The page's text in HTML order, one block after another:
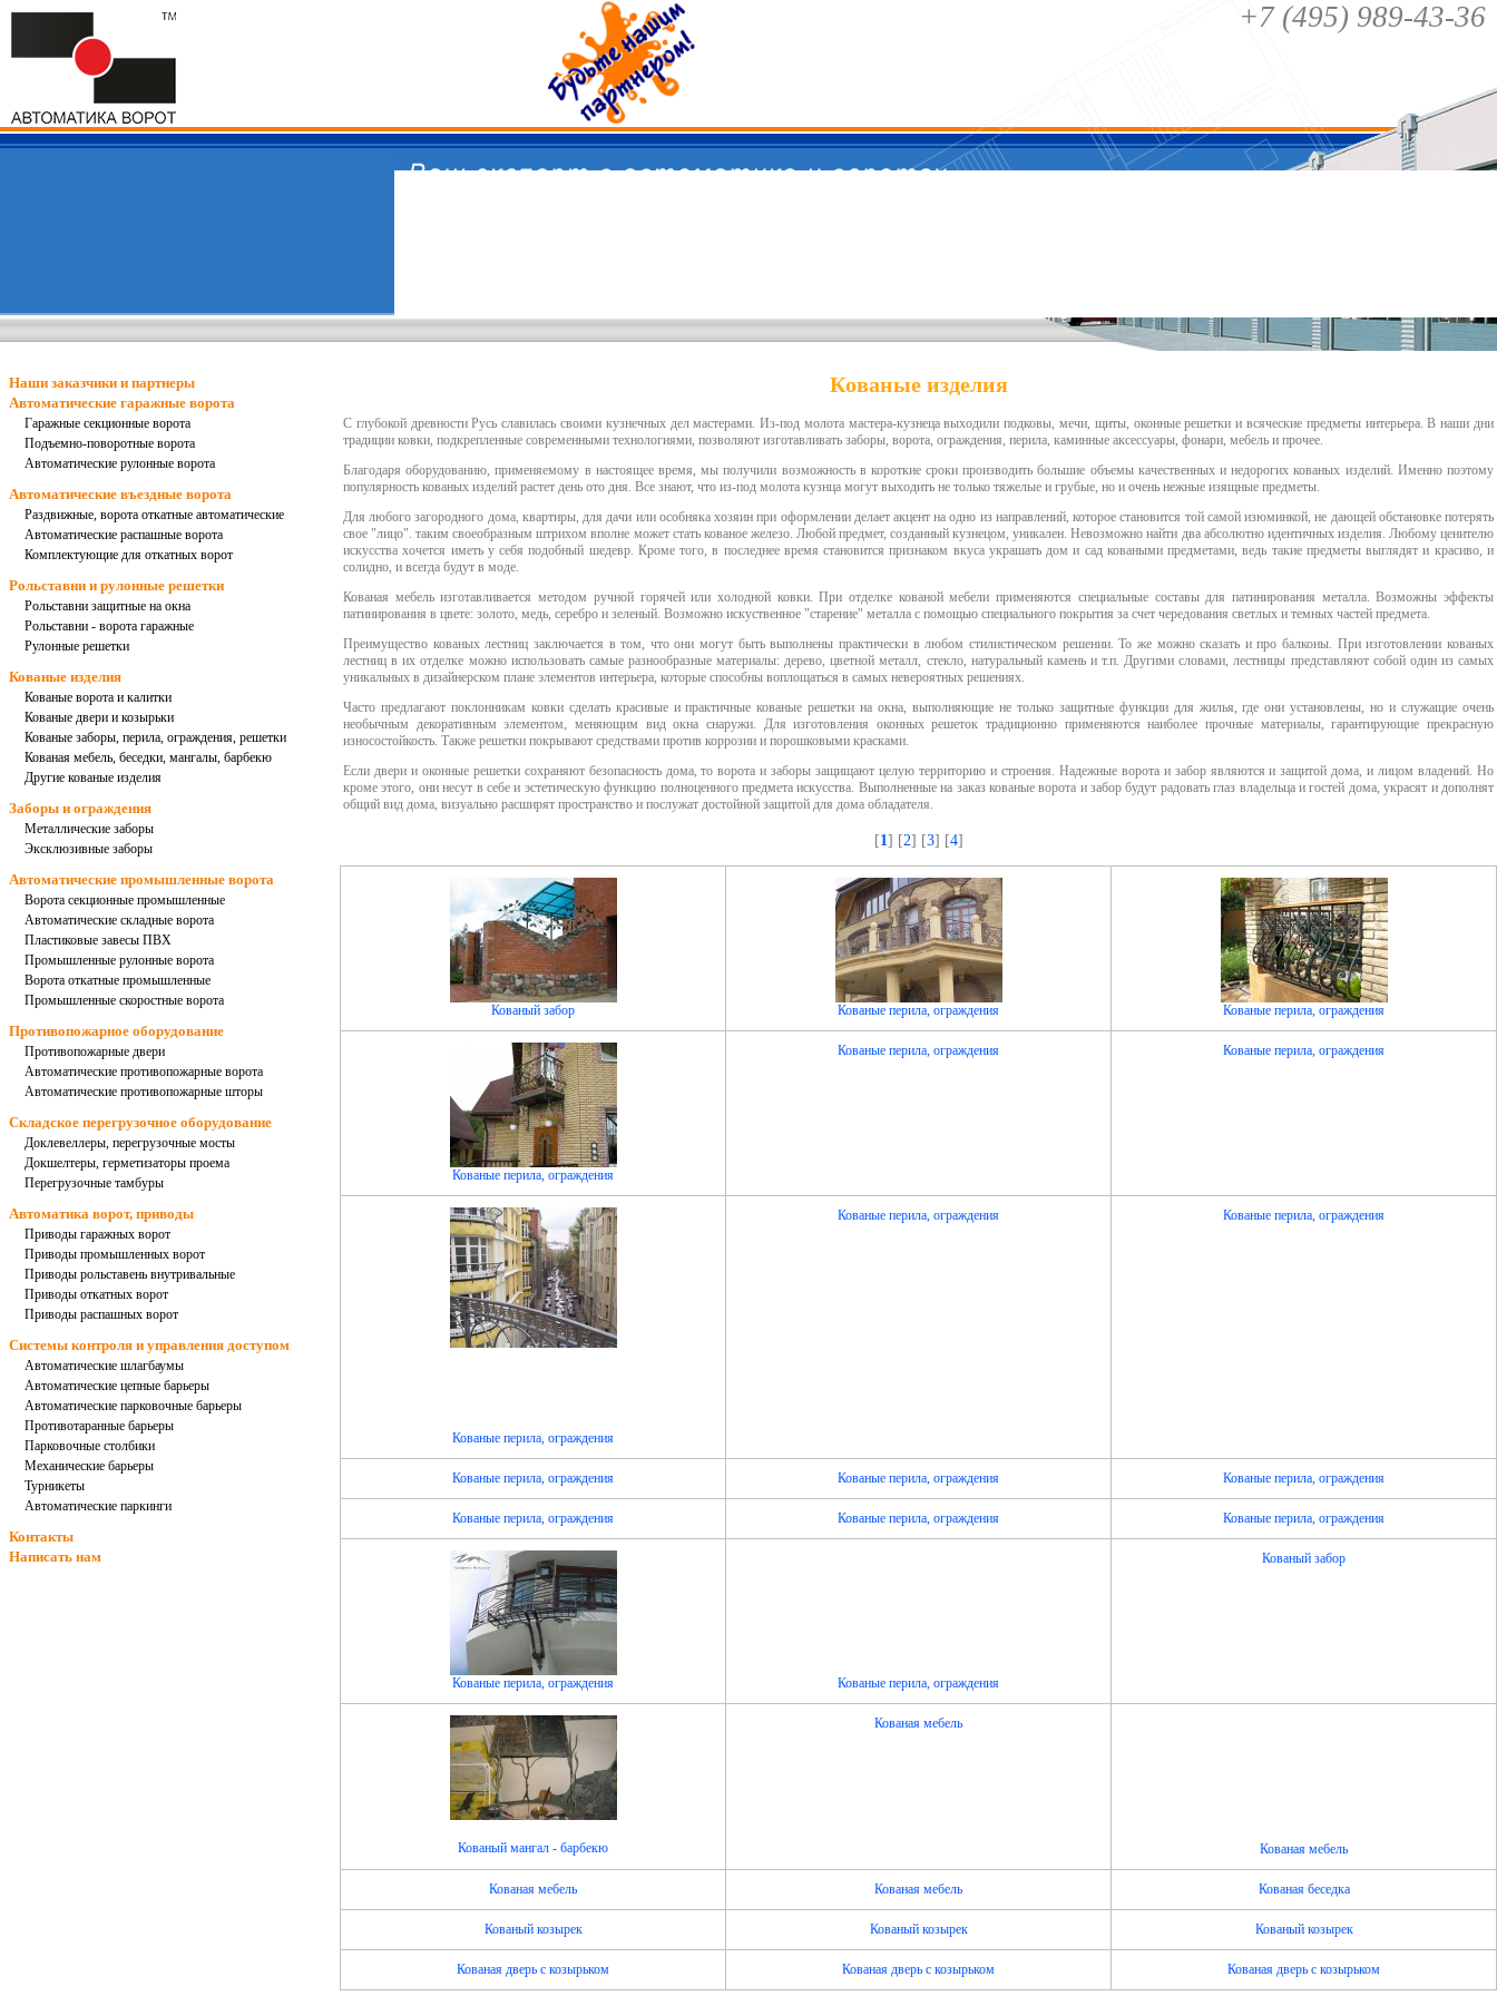
+7 (495) 989-43-36
Наши заказчики и партнеры
Автоматические гаражные ворота
Гаражные секционные ворота
Подъемно-поворотные ворота
Автоматические рулонные ворота
Автоматические въездные ворота
Раздвижные, ворота откатные автоматические
Автоматические распашные ворота
Комплектующие для откатных ворот
Рольставни и рулонные решетки
Рольставни защитные на окна
Рольставни - ворота гаражные
Рулонные решетки
Кованые изделия
Кованые ворота и калитки
Кованые двери и козырьки
Кованые заборы, перила, ограждения, решетки
Кованая мебель, беседки, мангалы, барбекю
Другие кованые изделия
Заборы и ограждения
Металлические заборы
Эксклюзивные заборы
Автоматические промышленные ворота
Ворота секционные промышленные
Автоматические складные ворота
Пластиковые завесы ПВХ
Промышленные рулонные ворота
Ворота откатные промышленные
Промышленные скоростные ворота
Противопожарное оборудование
Противопожарные двери
Автоматические противопожарные ворота
Автоматические противопожарные шторы
Складское перегрузочное оборудование
Доклевеллеры, перегрузочные мосты
Докшелтеры, герметизаторы проема
Перегрузочные тамбуры
Автоматика ворот, приводы
Приводы гаражных ворот
Приводы промышленных ворот
Приводы рольставень внутривальные
Приводы откатных ворот
Приводы распашных ворот
Системы контроля и управления доступом
Автоматические шлагбаумы
Автоматические цепные барьеры
Автоматические парковочные барьеры
Противотаранные барьеры
Парковочные столбики
Механические барьеры
Турникеты
Автоматические паркинги
Контакты
Написать нам
Кованые изделия
С глубокой древности Русь славилась своими кузнечных дел мастерами. Из-под молота мастера-кузнеца выходили подковы, мечи, щиты, оконные решетки и всяческие предметы интерьера. В наши дни
традиции ковки, подкрепленные современными технологиями, позволяют изготавливать заборы, ворота, ограждения, перила, каминные аксессуары, фонари, мебель и прочее.
Благодаря оборудованию, применяемому в настоящее время, мы получили возможность в короткие сроки производить большие объемы качественных и недорогих кованых изделий. Именно поэтому
популярность кованых изделий растет день ото дня. Все знают, что из-под молота кузнца могут выходить не только тяжелые и грубые, но и очень нежные изящные предметы.
Для любого загородного дома, квартиры, для дачи или особняка хозяин при оформлении делает акцент на одно из направлений, которое становится той самой изюминкой, не дающей обстановке потерять
свое "лицо". таким своеобразным штрихом вполне может стать кованое железо. Любой предмет, созданный кузнецом, уникален. Невозможно найти два абсолютно идентичных изделия. Любому ценителю
искусства хочется иметь у себя подобный шедевр. Кроме того, в последнее время становится признаком вкуса украшать дом и сад коваными предметами, ведь такие предметы выглядят и красиво, и
солидно, и всегда будут в моде.
Кованая мебель изготавливается методом ручной горячей или холодной ковки. При отделке кованой мебели применяются специальные составы для патинирования металла. Возможны эффекты
патинирования в цвете: золото, медь, серебро и зеленый. Возможно искуственное "старение" металла с помощью специального покрытия за счет чередования светлых и темных частей предмета.
Преимущество кованых лестниц заключается в том, что они могут быть выполнены практически в любом стилистическом решении. То же можно сказать и про балконы. При изготовлении кованых
лестниц в их отделке можно использовать самые разнообразные материалы: дерево, цветной металл, стекло, натуральный камень и т.п. Другими словами, лестницы представляют собой один из самых
уникальных в дизайнерском плане элементов интерьера, которые способны воплощаться в самых невероятных решениях.
Часто предлагают поклонникам ковки сделать красивые и практичные кованые решетки на окна, выполняющие не только защитные функции для жилья, где они установлены, но и служащие очень
необычным декоративным элементом, меняющим вид окна снаружи. Для изготовления оконных решеток традиционно применяются наиболее прочные материалы, гарантирующие прекрасную
износостойкость. Также решетки покрывают средствами против коррозии и порошковыми красками.
Если двери и оконные решетки сохраняют безопасность дома, то ворота и заборы защищают целую территорию и строения. Надежные ворота и забор являются и защитой дома, и лицом владений. Но
кроме этого, они несут в себе и эстетическую функцию полноценного предмета искусства. Выполненные на заказ кованые ворота и забор будут радовать глаз владельца и гостей дома, украсят и дополнят
общий вид дома, визуально расширят пространство и послужат достойной защитой для дома обладателя.
[1] [2] [3] [4]
Кованый забор Кованые перила, ограждения Кованые перила, ограждения
Кованые перила, ограждения
Кованые перила, ограждения Кованые перила, ограждения
Кованые перила, ограждения
Кованые перила, ограждения Кованые перила, ограждения
Кованые перила, ограждения Кованые перила, ограждения Кованые перила, ограждения
Кованые перила, ограждения Кованые перила, ограждения Кованые перила, ограждения
Кованые перила, ограждения Кованые перила, ограждения
Кованый забор
Кованый мангал - барбекю
Кованая мебель
Кованая мебель
Кованая мебель Кованая мебель Кованая беседка
Кованый козырек Кованый козырек Кованый козырек
Кованая дверь с козырьком Кованая дверь с козырьком Кованая дверь с козырьком